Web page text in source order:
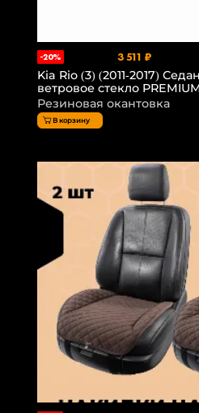
-20% 3 511 ₽
Kia Rio (3) (2011-2017)
ветровое стекло
Резиновая окантовка
В корзину